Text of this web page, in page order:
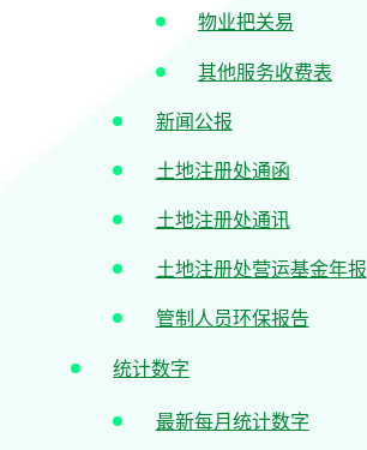
物业把关易
其他服务收费表
新闻公报
土地注册处通函
土地注册处通讯
土地注册处营运基金年报
管制人员环保报告
统计数字
最新每月统计数字